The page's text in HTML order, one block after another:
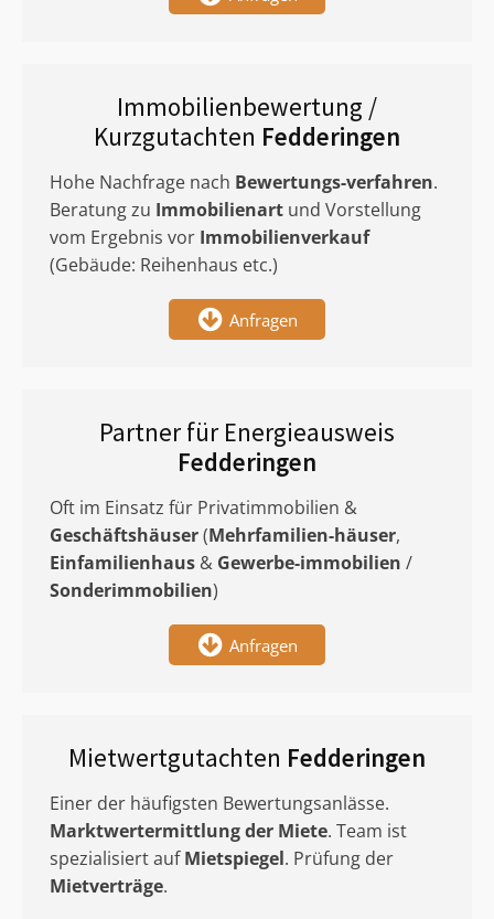
Immobilienbewertung /
Kurzgutachten Fedderingen
Hohe Nachfrage nach Bewertungs-verfahren.
Beratung zu Immobilienart und Vorstellung
vom Ergebnis vor Immobilienverkauf
(Gebäude: Reihenhaus etc.)
Anfragen
Partner für Energieausweis
Fedderingen
Oft im Einsatz für Privatimmobilien &
Geschäftshäuser(Mehrfamilien-häuser,
Einfamilienhaus & Gewerbe-immobilien /
Sonderimmobilien)
Anfragen
Mietwertgutachten Fedderingen
Einer der häufigsten Bewertungsanlässe.
Marktwertermittlungder Miete. Team ist
spezialisiert aufMietspiegel. Prüfung der
Mietverträge.